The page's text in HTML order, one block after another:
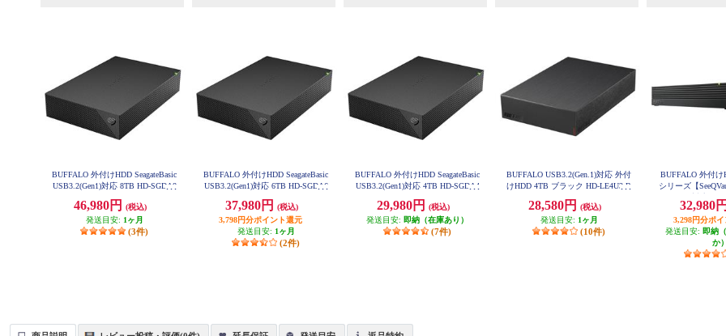
BUFFALO 外付けHDD SeagateBasic
USB3.2(Gen1)対応 8TB HD-SGDA8
46,980円
(税込)
発送目安: 1ヶ月
(3件)
BUFFALO 外付けHDD SeagateBasic
USB3.2(Gen1)対応 6TB HD-SGDA6
37,980円
(税込)
3,798円分ポイント還元
発送目安: 1ヶ月
(2件)
BUFFALO 外付けHDD SeagateBasic
USB3.2(Gen1)対応 4TB HD-SGDA4
29,980円
(税込)
発送目安: 即納（在庫あり）
(7件)
BUFFALO USB3.2(Gen.1)対応 外付
けHDD 4TB ブラック HD-LE4U3-B
28,580円
(税込)
発送目安: 1ヶ月
(10件)
BUFFALO 外付け
シリーズ【
ック】 HD-
32,980円
3,298円分ポ
発送目安: 即納
か）